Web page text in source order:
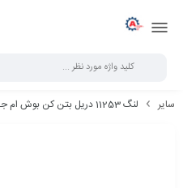
سایر لنگ 11253 دریل بتن کن بوش ام جی اس MJS